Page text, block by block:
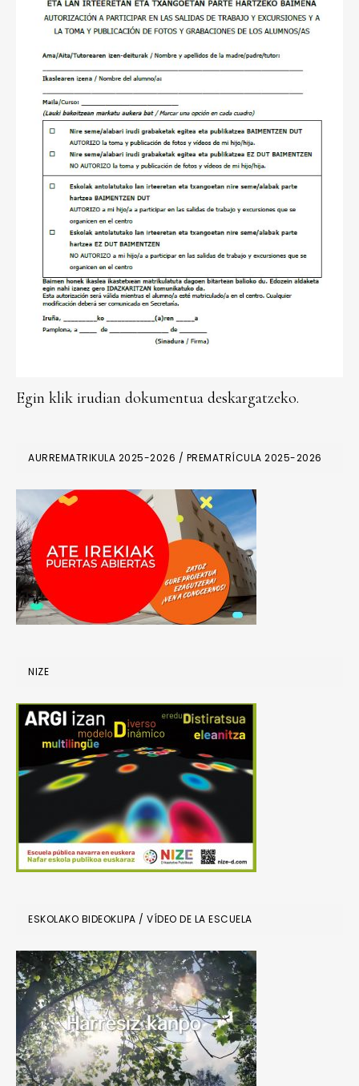
Egin klik irudian dokumentua deskargatzeko.
PRIMARY
SIDEBAR
AURREMATRIKULA 2025-2026 / PREMATRÍCULA 2025-2026
NIZE
ESKOLAKO BIDEOKLIPA / VÍDEO DE LA ESCUELA